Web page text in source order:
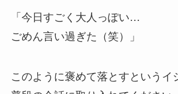
「今日すごく大人っぽい…
ごめん言い過ぎた（笑）」
このように褒めて落とすというイ